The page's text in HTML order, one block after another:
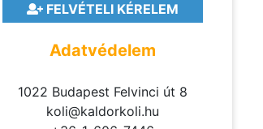
FELVÉTELI KÉRELEM
Adatvédelem
1022 Budapest Felvinci út 8
koli@kaldorkoli.hu